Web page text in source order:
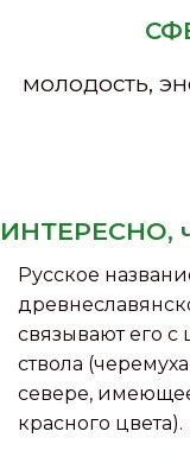
молодость,
ИНТЕРЕСНО,
Русское
связывают его
ствола
севере,
красного цвета).